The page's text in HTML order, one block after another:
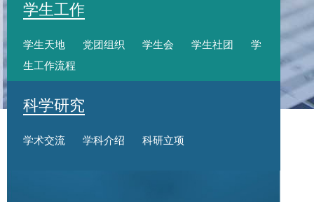
学生工作
学生天地 党团组织 学生会 学生社团
学
生工作流程
科学研究
学术交流 学科介绍 科研立项